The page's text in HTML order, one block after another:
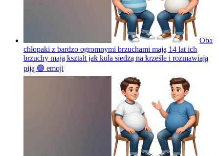
Oba
chłopaki z bardzo ogromnymi brzuchami mają 14 lat ich
brzuchy mają kształt jak kula siedzą na krześle i rozmawiają
piją 🟣 emoji